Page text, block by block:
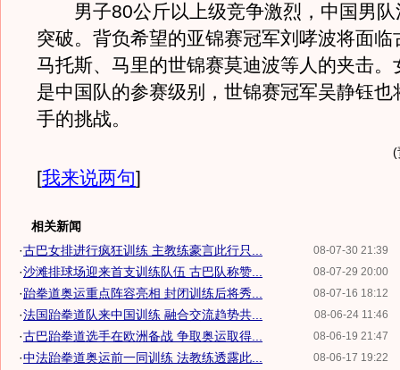
男子80公斤以上级竞争激烈，中国男队
突破。背负希望的亚锦赛冠军刘哮波将面临
马托斯、马里的世锦赛莫迪波等人的夹击。
是中国队的参赛级别，世锦赛冠军吴静钰也
手的挑战。
(
[我来说两句]
相关新闻
08-07-30 21:39
·古巴女排进行疯狂训练 主教练豪言此行只...
08-07-29 20:00
·沙滩排球场迎来首支训练队伍 古巴队称赞...
08-07-16 18:12
·跆拳道奥运重点阵容亮相 封闭训练后将秀...
08-06-24 11:46
·法国跆拳道队来中国训练 融合交流趋势共...
08-06-19 21:47
·古巴跆拳道选手在欧洲备战 争取奥运取得...
08-06-17 19:22
·中法跆拳道奥运前一同训练 法教练透露此...